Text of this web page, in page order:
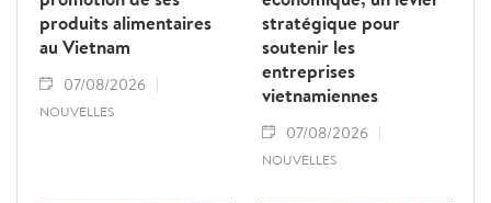
produits alimentaires
au Vietnam
07/08/2026
NOUVELLES
stratégique pour
soutenir les
entreprises
vietnamiennes
07/08/2026
NOUVELLES